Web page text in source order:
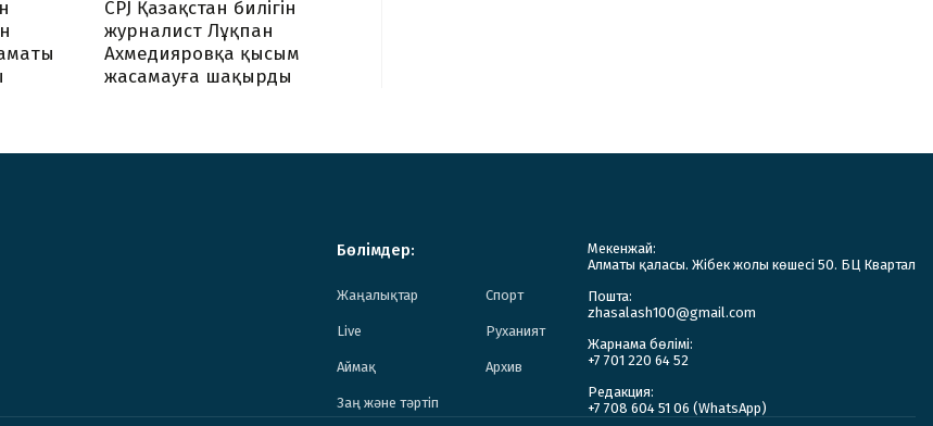
CPJ Қазақстан билігін
журналист Лұқпан
Ахмедияровқа қысым
жасамауға шақырды
Бөлімдер:
Жаңалықтар Спорт
Live Руханият
Аймақ Архив
Заң және тәртіп
Мекенжай:
Алматы қаласы. Жібек жолы көшесі 50. БЦ Квартал
Пошта:
zhasalash100@gmail.com
Жарнама бөлімі:
+7 701 220 64 52
Редакция:
+7 708 604 51 06 (WhatsApp)